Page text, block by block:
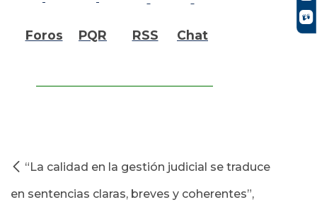
Foros PQR RSS Chat
“La calidad en la gestión judicial se traduce
en sentencias claras, breves y coherentes”,